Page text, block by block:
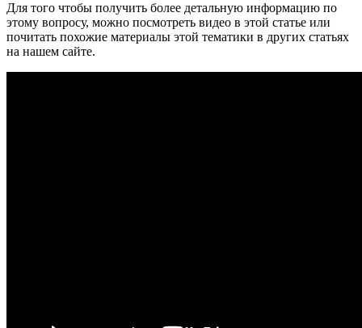
Для того чтобы получить более детальную информацию по
этому вопросу, можно посмотреть видео в этой статье или
почитать похожие материалы этой тематики в других статьях
на нашем сайте.